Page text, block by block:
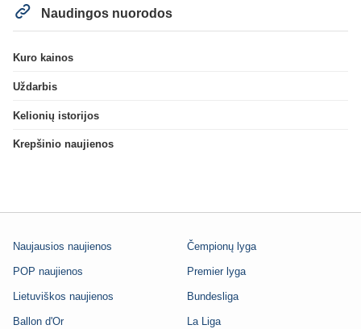
Naudingos nuorodos
Kuro kainos
Uždarbis
Kelionių istorijos
Krepšinio naujienos
Naujausios naujienos
POP naujienos
Lietuviškos naujienos
Ballon d'Or
Čempionų lyga
Premier lyga
Bundesliga
La Liga